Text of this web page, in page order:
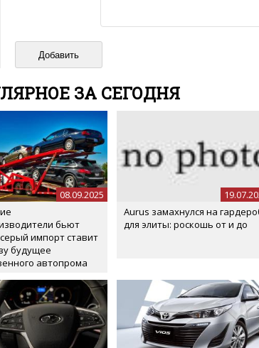
Не размещайте рекламу!
И запаситесь терпением, все комментарии
ваш отзыв может появиться на сайте с некоторым
ЗА СЕГОДНЯ
бьют
импорт ставит
будущее
автопрома
08.09.2025
Aurus замахнулся на
для элиты: роскошь от и до